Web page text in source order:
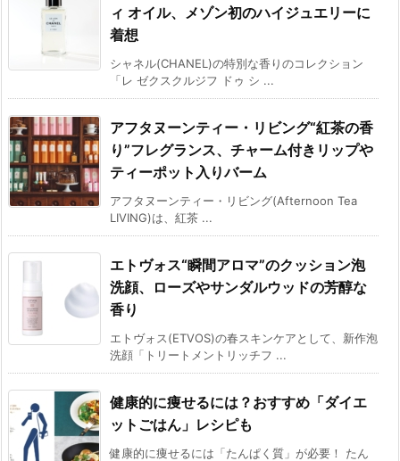
ィ オイル、メゾン初のハイジュエリーに
着想
シャネル(CHANEL)の特別な香りのコレクション
「レ ゼクスクルジフ ドゥ シ ...
アフタヌーンティー・リビング“紅茶の香
り”フレグランス、チャーム付きリップや
ティーポット入りバーム
アフタヌーンティー・リビング(Afternoon Tea
LIVING)は、紅茶 ...
エトヴォス“瞬間アロマ”のクッション泡
洗顔、ローズやサンダルウッドの芳醇な
香り
エトヴォス(ETVOS)の春スキンケアとして、新作泡
洗顔「トリートメントリッチフ ...
健康的に痩せるには？おすすめ「ダイエ
ットごはん」レシピも
健康的に痩せるには「たんぱく質」が必要！ たん